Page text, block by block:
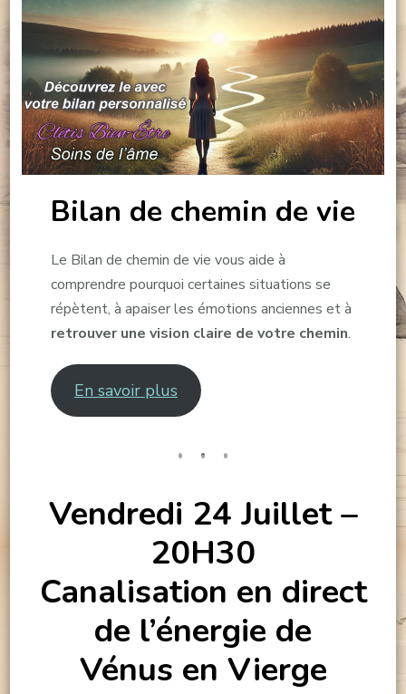
Bilan de chemin de vie
Le Bilan de chemin de vie vous aide à
comprendre pourquoi certaines situations se
répètent, à apaiser les émotions anciennes et à
retrouver une vision claire de votre chemin.
En savoir plus
Vendredi 24 Juillet –
20H30
Canalisation en direct
de l’énergie de
Vénus en Vierge